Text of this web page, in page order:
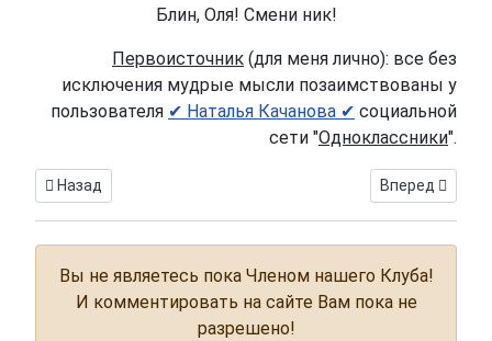
Блин, Оля! Смени ник!
Первоисточник (для меня лично): все без
исключения мудрые мысли позаимствованы у
пользователя ✔ Наталья Качанова ✔ социальной
сети "Одноклассники".
Предыдущий: Наталья Фамилия папина. Выпуск 1 - Пусть
Назад Следующий:
Вперед
Вы не являетесь пока Членом нашего Клуба!
И комментировать на сайте Вам пока не
разрешено!